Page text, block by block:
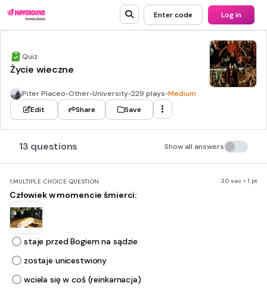
Enter code Log in
Quiz
Życie wieczne
Piter Placeo•Other•University•229 plays•Medium
Edit
Share Save
13 questions Show all answers
1.MULTIPLE CHOICE QUESTION 30 sec • 1 pt
Człowiek w momencie śmierci:
staje przed Bogiem na sądzie
zostaje unicestwiony
wciela się w coś (reinkarnacja)